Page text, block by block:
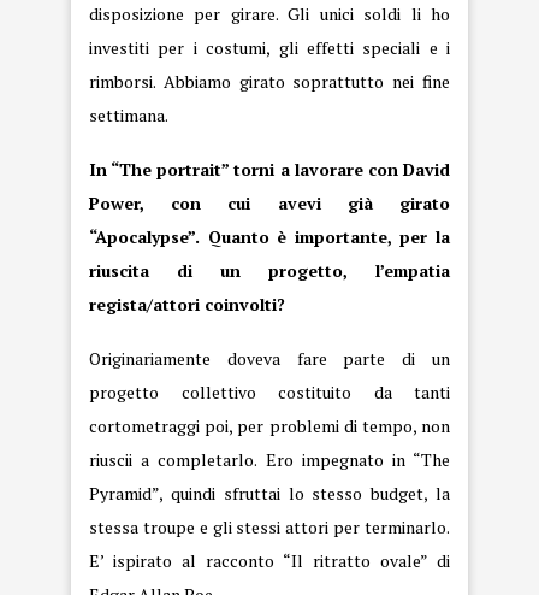
disposizione per girare. Gli unici soldi li ho
investiti per i costumi, gli effetti speciali e i
rimborsi. Abbiamo girato soprattutto nei fine
settimana.
In “The portrait” torni a lavorare con David
Power, con cui avevi già girato
“Apocalypse”. Quanto è importante, per la
riuscita di un progetto, l’empatia
regista/attori coinvolti?
Originariamente doveva fare parte di un
progetto collettivo costituito da tanti
cortometraggi poi, per problemi di tempo, non
riuscii a completarlo. Ero impegnato in “The
Pyramid”, quindi sfruttai lo stesso budget, la
stessa troupe e gli stessi attori per terminarlo.
E’ ispirato al racconto “Il ritratto ovale” di